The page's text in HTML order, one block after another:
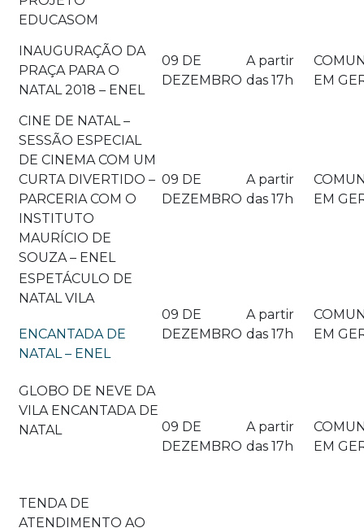
EDUCASOM
INAUGURAÇÃO DA
PRAÇA PARA O
NATAL 2018 – ENEL
09 DE
DEZEMBRO
A partir
das 17h
EM
CINE DE NATAL –
SESSÃO ESPECIAL
DE CINEMA COM UM
CURTA DIVERTIDO –
PARCERIA COM O
INSTITUTO
MAURÍCIO DE
SOUZA – ENEL
09 DE
DEZEMBRO
A partir
das 17h
EM
ESPETÁCULO DE
NATAL VILA
ENCANTADA DE
NATAL – ENEL
09 DE
DEZEMBRO
A partir
das 17h
EM
GLOBO DE NEVE DA
VILA ENCANTADA DE
NATAL
09 DE
DEZEMBRO
A partir
das 17h
EM
TENDA DE
ATENDIMENTO AO